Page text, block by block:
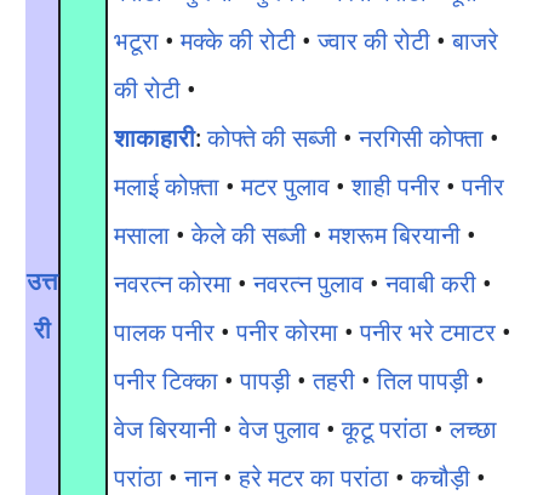
उत्त
री
भटूरा •मक्के की रोटी •ज्वार की रोटी •बाजरे
की रोटी •
शाकाहारी:कोफ्ते की सब्जी •नरगिसी कोफ्ता •
मलाई कोफ़्ता •मटर पुलाव •शाही पनीर •पनीर
मसाला •केले की सब्जी •मशरूम बिरयानी •
नवरत्न कोरमा •नवरत्न पुलाव •नवाबी करी •
पालक पनीर •पनीर कोरमा •पनीर भरे टमाटर •
पनीर टिक्का •पापड़ी •तहरी •तिल पापड़ी •
वेज बिरयानी •वेज पुलाव •कूटू परांठा •लच्छा
परांठा •नान•हरे मटर का परांठा •कचौड़ी •